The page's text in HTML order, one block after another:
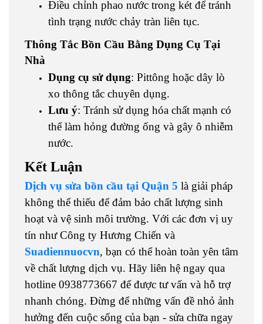
Điều chỉnh phao nước trong két để tránh
tình trạng nước chảy tràn liên tục.
Thông Tắc Bồn Cầu Bằng Dụng Cụ Tại
Nhà
Dụng cụ sử dụng: Pittông hoặc dây lò
xo thông tắc chuyên dụng.
Lưu ý: Tránh sử dụng hóa chất mạnh có
thể làm hỏng đường ống và gây ô nhiễm
nước.
Kết Luận
Dịch vụ sửa bồn cầu tại Quận 5 là giải pháp
không thể thiếu để đảm bảo chất lượng sinh
hoạt và vệ sinh môi trường. Với các đơn vị uy
tín như Công ty Hương Chiến và
Suadiennuocvn, bạn có thể hoàn toàn yên tâm
về chất lượng dịch vụ. Hãy liên hệ ngay qua
hotline 0938773667 để được tư vấn và hỗ trợ
nhanh chóng. Đừng để những vấn đề nhỏ ảnh
hưởng đến cuộc sống của bạn - sửa chữa ngay